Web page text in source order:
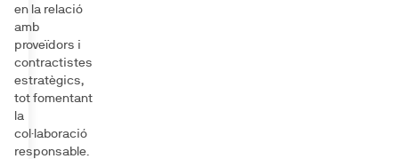
en la relació
amb
proveïdors i
contractistes
estratègics,
tot fomentant
la
col·laboració
responsable.